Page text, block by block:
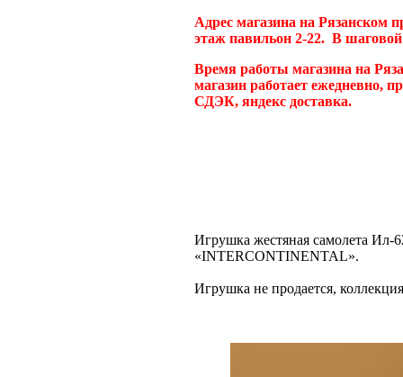
Адрес магазина на Рязанском
этаж павильон 2-22. В
Время работы магазина на
магазин работает ежедневно,
СДЭК, яндекс доставка.
Игрушка жестяная самолета
«INTERCONTINENTAL».
Игрушка не продается,